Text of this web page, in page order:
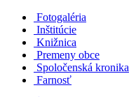
Fotogaléria
Inštitúcie
Knižnica
Premeny obce
Spoločenská kronika
Farnosť